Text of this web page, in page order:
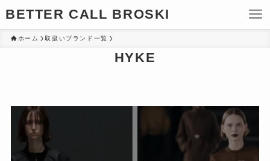
BETTER CALL BROSKI
ホーム 取扱いブランド一覧
HYKE